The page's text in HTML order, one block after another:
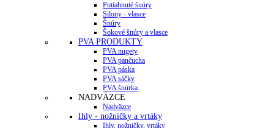
Potiahnuté šnúry
Silony - vlasce
Šnúry
Šokové šnúry a vlasce
PVA PRODUKTY
PVA nugety
PVA pančucha
PVA páska
PVA sáčky
PVA šnúrka
NADVÄZCE
Nadväzce
Ihly - nožničky a vrtáky
Ihly, nožničky, vrtáky